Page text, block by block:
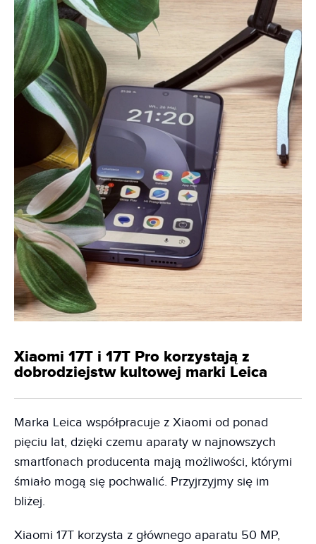
Xiaomi 17T i 17T Pro korzystają z
dobrodziejstw kultowej marki Leica
Marka Leica współpracuje z Xiaomi od ponad
pięciu lat, dzięki czemu aparaty w najnowszych
smartfonach producenta mają możliwości, którymi
śmiało mogą się pochwalić. Przyjrzyjmy się im
bliżej.
Xiaomi 17T korzysta z głównego aparatu 50 MP,